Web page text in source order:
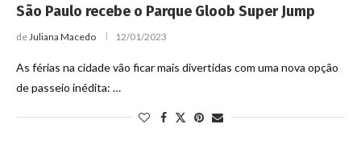
São Paulo recebe o Parque Gloob Super Jump
deJuliana Macedo 12/01/2023
As férias na cidade vão ficar mais divertidas com uma nova opção
de passeio inédita: …